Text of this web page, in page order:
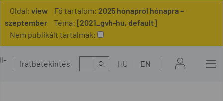
Oldal: view Fő tartalom: 2025 hónapról hónapra –
szeptember
Téma: [2021_gvh-hu, default]
Nem publikált tartalmak:
Iratbetekintés Kereső HU EN